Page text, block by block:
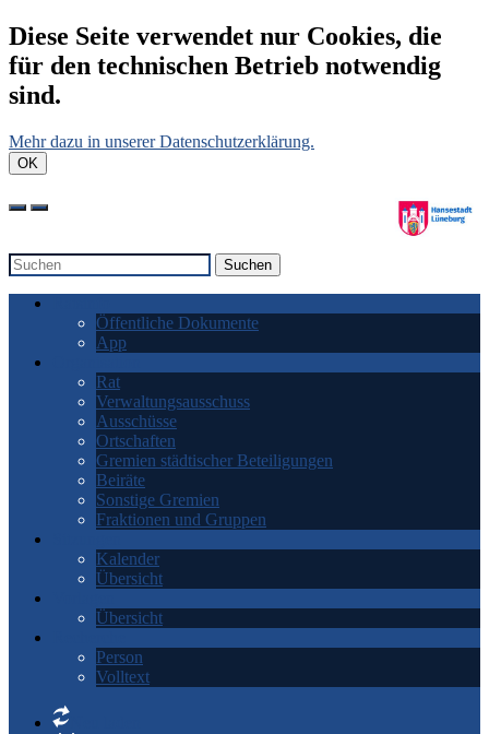
Diese Seite verwendet nur Cookies, die
für den technischen Betrieb notwendig
sind.
Mehr dazu in unserer Datenschutzerklärung.
OK
Suchen
Öffentliche Dokumente
App
Rat
Verwaltungsausschuss
Ausschüsse
Ortschaften
Gremien städtischer Beteiligungen
Beiräte
Sonstige Gremien
Fraktionen und Gruppen
Kalender
Übersicht
Übersicht
Person
Volltext